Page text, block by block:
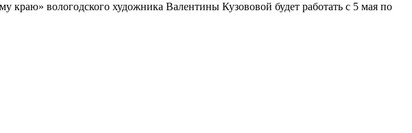
краю» вологодского художника Валентины Кузововой будет работать с 5 мая по